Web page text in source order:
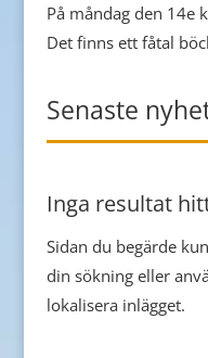
På måndag den 14e
Det finns ett fåtal
Senaste
Inga resultat
Sidan du begärde
din sökning eller
lokalisera inlägget.